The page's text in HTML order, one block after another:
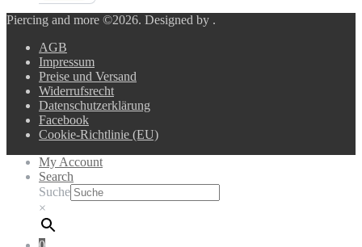
Piercing and more ©2026. Designed by .
AGB
Impressum
Preise und Versand
Widerrufsrecht
Datenschutzerklärung
Facebook
Cookie-Richtlinie (EU)
My Account
Search
Suche
×